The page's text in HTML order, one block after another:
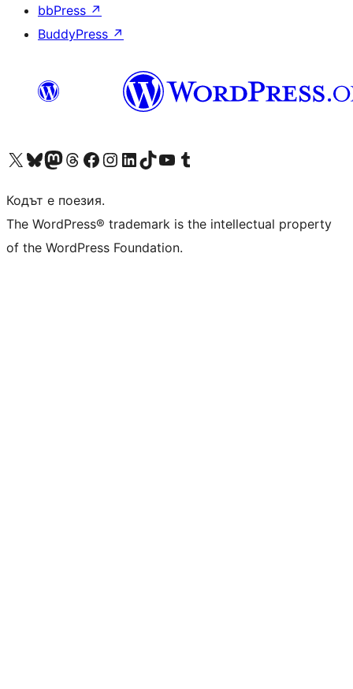
bbPress ↗
BuddyPress ↗
Visit our X (formerly Twitter) account
Visit our Bluesky account
Visit our Mastodon account
Visit our Threads account
Посетете нашата страница във Facebook
Посетете нашия профил в Instagram
Посетете нашия профил в LinkedIn
Visit our TikTok account
Visit our YouTube channel
Visit our Tumblr account
Кодът е поезия.
The WordPress® trademark is the intellectual property
of the WordPress Foundation.